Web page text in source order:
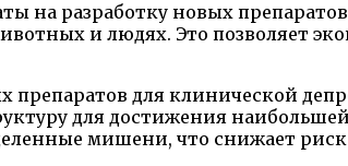
на разработку новых
и людях. Это позволяет
для клинической
для достижения
мишени, что снижает